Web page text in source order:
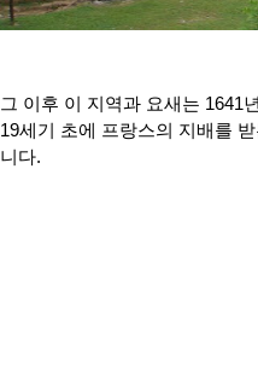
그 이후 이 지역과 요새는 1641
19세기 초에 프랑스의 지배를
니다.